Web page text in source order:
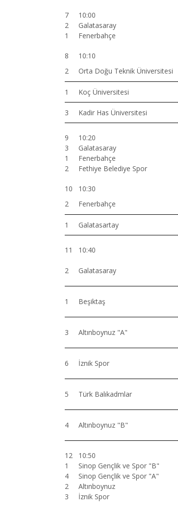
7 10:00
2
Galatasaray
1
Fenerbahçe
8 10:10
2
Orta Doğu Teknik Üniversitesi
1
Koç Üniversitesi
3
Kadir Has Üniversitesi
9 10:20
3
Galatasaray
1
Fenerbahçe
2
Fethiye Belediye Spor
10 10:30
2
Fenerbahçe
1
Galatasartay
11 10:40
2 Galatasaray
1 Beşiktaş
3 Altınboynuz "A"
6 İznik Spor
5 Türk Balıkadmlar
4 Altınboynuz "B"
12 10:50
1
Sinop Gençlik ve Spor "B"
4
Sinop Gençlik ve Spor "A"
2
Altınboynuz
3
İznik Spor